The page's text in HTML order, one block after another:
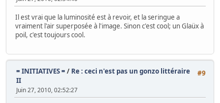
Il est vrai que la luminosité est à revoir, et la seringue a
vraiment l'air superposée à l'image. Sinon c'est cool; un Glaüx à
poil, c'est toujours cool.
#9
= INITIATIVES = / Re : ceci n'est pas un gonzo littéraire
II
Juin 27, 2010, 02:52:27